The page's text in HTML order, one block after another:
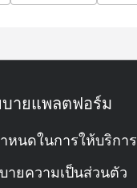
ายแพลตฟอร์ม
หนดในการให้บริการ
ายความเป็นส่วนตัว